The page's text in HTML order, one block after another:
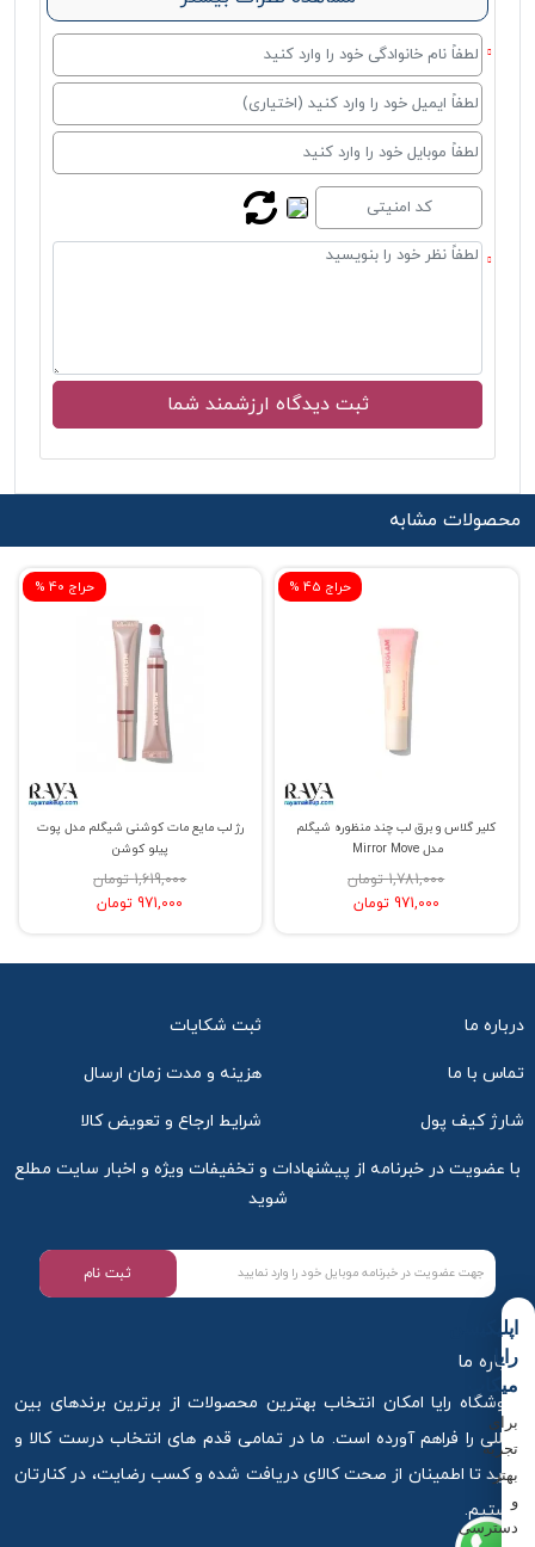
محصولات مشابه
% حراج 40
رژ لب مایع مات کوشنی شیگلم مدل پوت
پیلو کوشن
1,619,000 تومان
971,000 تومان
% حراج 45
کلیر گلاس و برق لب چند منظوره شیگلم
مدل Mirror Move
1,781,000 تومان
971,000 تومان
درباره ما ثبت شکایات
تماس با ما هزینه و مدت زمان ارسال
شارژ کیف پول شرایط ارجاع و تعویض کالا
با عضویت در خبرنامه از پیشنهادات و تخفیفات ویژه و اخبار سایت مطلع
شوید
ثبت نام
درباره ما
فروشگاه رایا امکان انتخاب بهترین محصولات از برترین برندهای بین
المللی را فراهم آورده است. ما در تمامی قدم های انتخاب درست کالا و
خرید تا اطمینان از صحت کالای دریافت شده و کسب رضایت، در کنارتان
هستیم.
اپلیکیشن
رایا
میکاپ
برای
تجربه
بهتر
و
دسترسی